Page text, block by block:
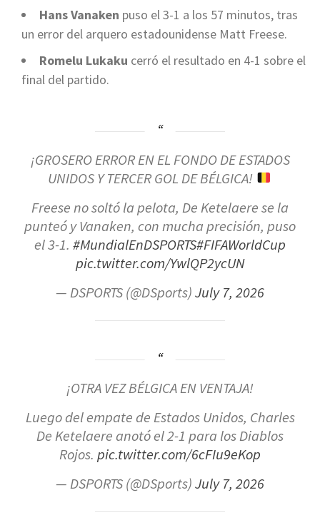
Hans Vanaken puso el 3-1 a los 57 minutos, tras
un error del arquero estadounidense Matt Freese.
Romelu Lukaku cerró el resultado en 4-1 sobre el
final del partido.
¡GROSERO ERROR EN EL FONDO DE ESTADOS
UNIDOS Y TERCER GOL DE BÉLGICA!
Freese no soltó la pelota, De Ketelaere se la
punteó y Vanaken, con mucha precisión, puso
el 3-1. #MundialEnDSPORTS#FIFAWorldCup
pic.twitter.com/YwlQP2ycUN
— DSPORTS (@DSports)July 7, 2026
¡OTRA VEZ BÉLGICA EN VENTAJA!
Luego del empate de Estados Unidos, Charles
De Ketelaere anotó el 2-1 para los Diablos
Rojos. pic.twitter.com/6cFIu9eKop
— DSPORTS (@DSports)July 7, 2026